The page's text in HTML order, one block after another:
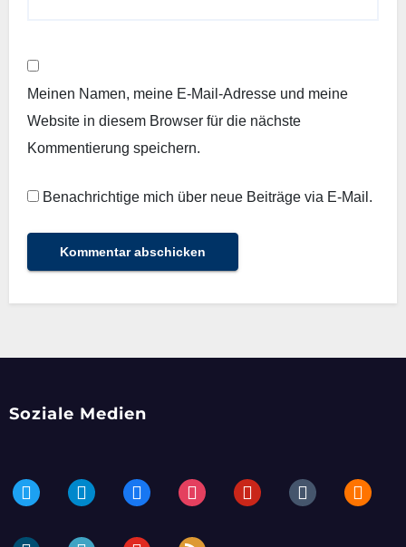
Meinen Namen, meine E-Mail-Adresse und meine
Website in diesem Browser für die nächste
Kommentierung speichern.
Benachrichtige mich über neue Beiträge via E-Mail.
Soziale Medien
twitter telegramfacebookinstagrampinteresttumblr blogger